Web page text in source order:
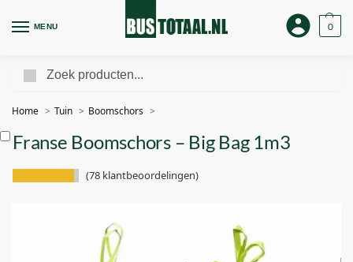
MENU 0
Home Tuin Boomschors
Franse Boomschors – Big Bag 1m3
(78 klantbeoordelingen)